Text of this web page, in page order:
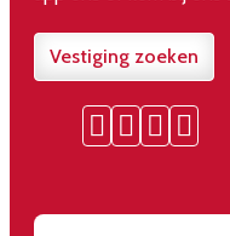
Vestiging zoeken